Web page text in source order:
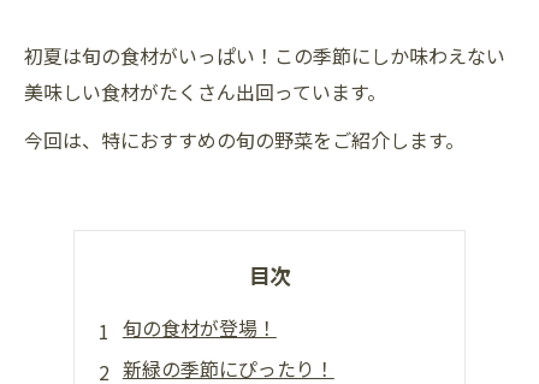
初夏は旬の食材がいっぱい！この季節にしか味わえない
美味しい食材がたくさん出回っています。
今回は、特におすすめの旬の野菜をご紹介します。
目次
旬の食材が登場！
新緑の季節にぴったり！